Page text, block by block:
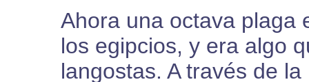
Ahora una octava plaga
los egipcios, y era algo
langostas. A través de